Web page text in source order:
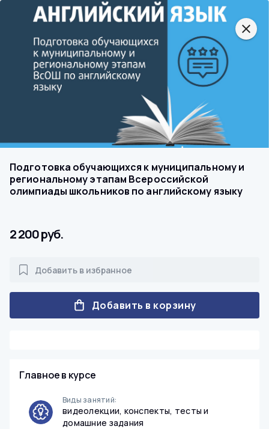
close
Подготовка обучающихся к муниципальному и
региональному этапам Всероссийской
олимпиады школьников по английскому языку
2 200 руб.
Добавить в избранное
Добавить в корзину
Главное в курсе
Виды занятий:
видеолекции, конспекты, тесты и
домашние задания